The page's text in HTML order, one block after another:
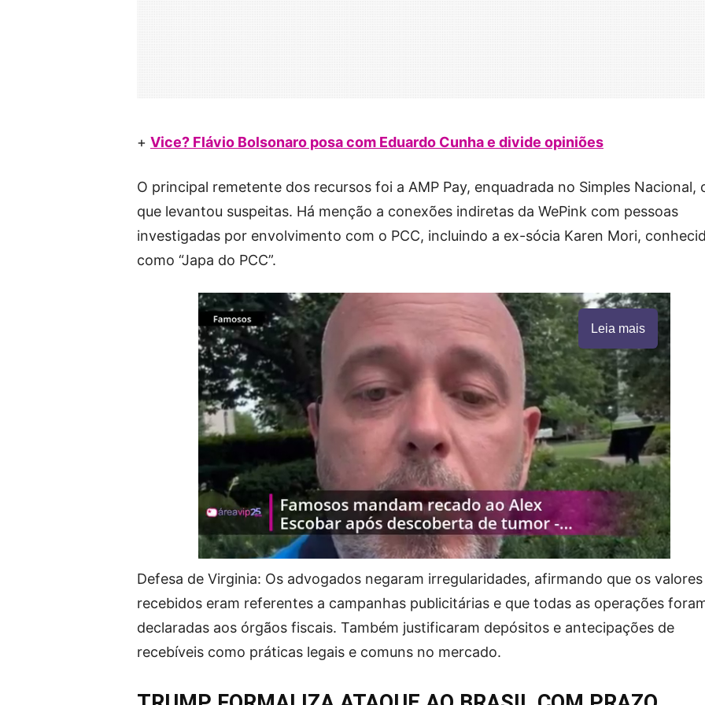
+ Vice? Flávio Bolsonaro posa com Eduardo Cunha e divide opiniões
O principal remetente dos recursos foi a AMP Pay, enquadrada no Simples Nacional,
que levantou suspeitas. Há menção a conexões indiretas da WePink com pessoas
investigadas por envolvimento com o PCC, incluindo a ex-sócia Karen Mori,
como “Japa do PCC”.
Leia mais
Defesa de Virginia: Os advogados negaram irregularidades, afirmando que os valores
recebidos eram referentes a campanhas publicitárias e que todas as operações
declaradas aos órgãos fiscais. Também justificaram depósitos e antecipações de
recebíveis como práticas legais e comuns no mercado.